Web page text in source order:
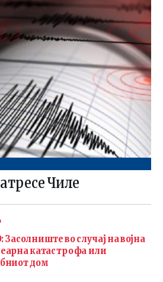
Чиле
во случај на војна
катастрофа или
дом